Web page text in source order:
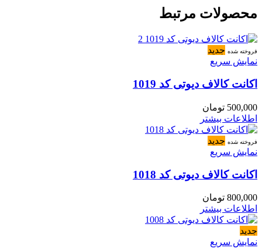
محصولات مرتبط
فروخته شده جدید
نمایش سریع
اکانت کالاف دیوتی کد 1019
500,000 تومان
اطلاعات بیشتر
فروخته شده جدید
نمایش سریع
اکانت کالاف دیوتی کد 1018
800,000 تومان
اطلاعات بیشتر
جدید
نمایش سریع